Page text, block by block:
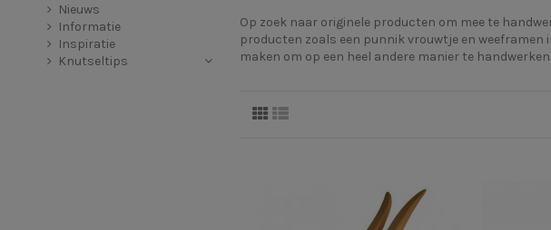
Op zoek naar originele producten om mee te
producten zoals een punnik vrouwtje en
maken om op een heel andere manier te handwerken.
Nieuws
Informatie
Inspiratie
Knutseltips